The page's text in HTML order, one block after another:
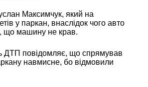
Максимчук, який на
у паркан, внаслідок чого авто
що машину не крав.
ДТП повідомляє, що спрямував
навмисне, бо відмовили